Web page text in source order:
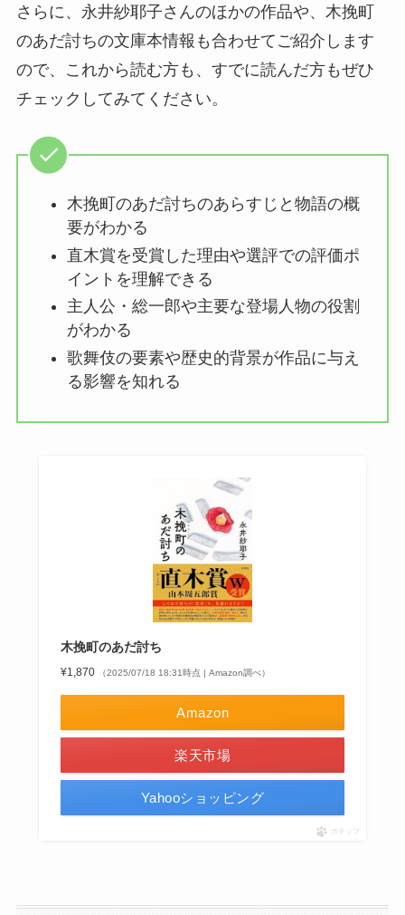
さらに、永井紗耶子さんのほかの作品や、木挽町
のあだ討ちの文庫本情報も合わせてご紹介します
ので、これから読む方も、すでに読んだ方もぜひ
チェックしてみてください。
木挽町のあだ討ちのあらすじと物語の概
要がわかる
直木賞を受賞した理由や選評での評価ポ
イントを理解できる
主人公・総一郎や主要な登場人物の役割
がわかる
歌舞伎の要素や歴史的背景が作品に与え
る影響を知れる
木挽町のあだ討ち
¥1,870 （2025/07/18 18:31時点 | Amazon調べ）
Amazon
楽天市場
Yahooショッピング
ポチップ